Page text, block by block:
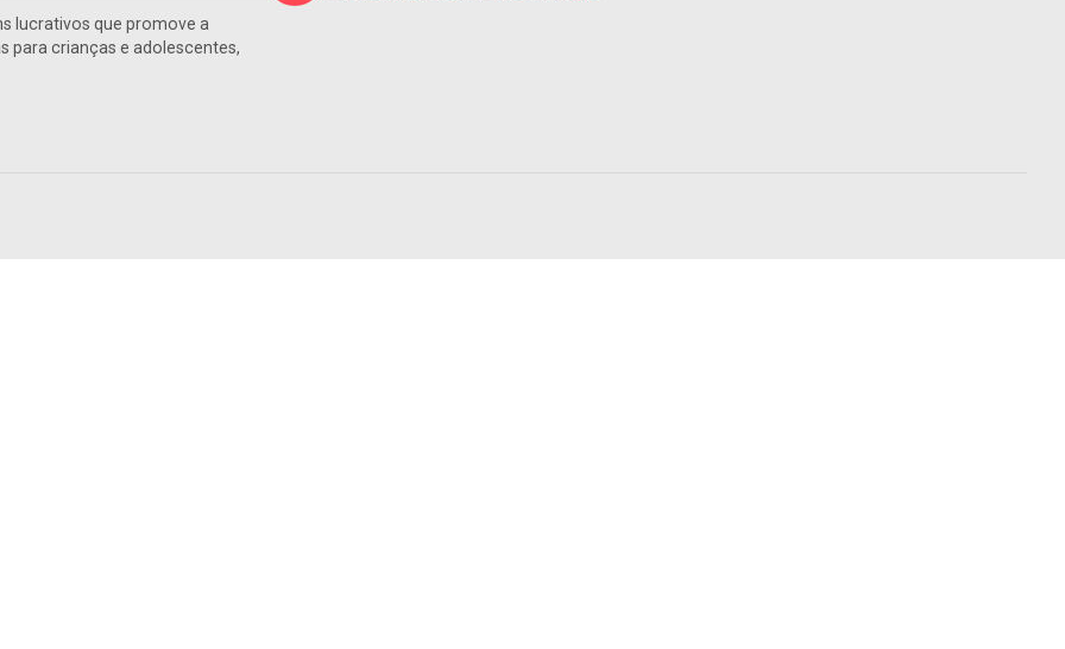
lucrativos que promove a
para crianças e adolescentes,